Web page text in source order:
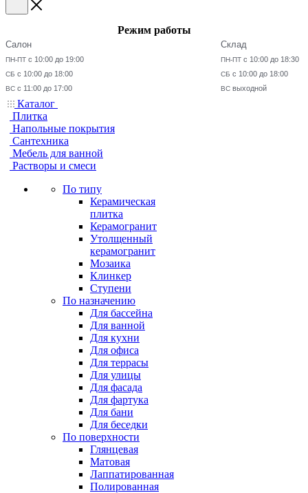
Режим работы
Салон
ПН-ПТ с 10:00 до 19:00
СБ с 10:00 до 18:00
ВС с 11:00 до 17:00
Склад
ПН-ПТ с 10:00 до 18:30
СБ с 10:00 до 18:00
ВС выходной
Каталог
Плитка
Напольные покрытия
Сантехника
Мебель для ванной
Растворы и смеси
По типу
Керамическая
плитка
Керамогранит
Утолщенный
керамогранит
Мозаика
Клинкер
Ступени
По назначению
Для бассейна
Для ванной
Для кухни
Для офиса
Для террасы
Для улицы
Для фасада
Для фартука
Для бани
Для беседки
По поверхности
Глянцевая
Матовая
Лаппатированная
Полированная